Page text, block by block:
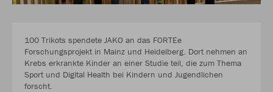
100 Trikots spendete JAKO an das FORTEe
Forschungsprojekt in Mainz und Heidelberg. Dort nehmen an
Krebs erkrankte Kinder an einer Studie teil, die zum Thema
Sport und Digital Health bei Kindern und Jugendlichen
forscht.